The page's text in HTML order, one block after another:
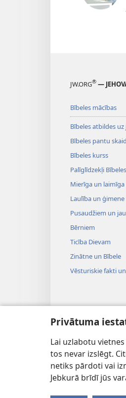
Privātuma
Lai uzlabotu
tos nevar izslēgt.
netiks pārdoti vai
Jebkurā brīdī jūs
JW.ORG® —
Bībeles mācības
Bībeles atbildes
Bībeles pantu
Bībeles kurss
Palīglīdzekļi
Mierīga un laimīga
Laulība un ģimene
Pusaudžiem un
Bērniem
Ticība Dievam
Zinātne un Bībele
Vēsturiskie fakti